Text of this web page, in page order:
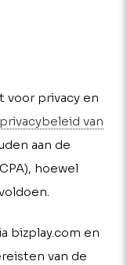
voor privacy en
privacybeleid van
aan de
hoewel
bizplay.com en
van de